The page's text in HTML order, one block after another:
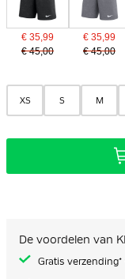
€ 35,99
€ 45,00
€ 35,99
€ 45,00
XS S M
De voordelen van
Gratis